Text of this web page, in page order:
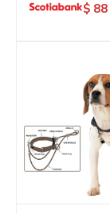
$ 88